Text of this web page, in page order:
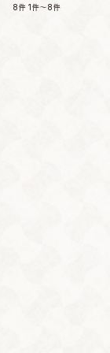
8件 1件～8件